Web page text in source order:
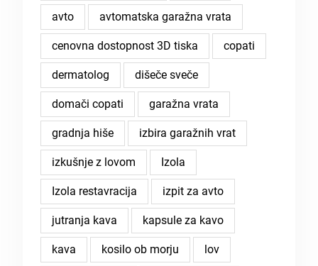
avto avtomatska garažna vrata
cenovna dostopnost 3D tiska copati
dermatolog dišeče sveče
domači copati garažna vrata
gradnja hiše izbira garažnih vrat
izkušnje z lovom Izola
Izola restavracija izpit za avto
jutranja kava kapsule za kavo
kava kosilo ob morju lov